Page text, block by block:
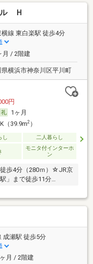
ル Ｈ
線 東白楽駅 徒歩4分
月 / 2階建
横浜市神奈川区平川町
円
1ヶ月
（39.9m2）
し 二人暮らし
モニタ付インターホ
ン
歩4分（280ｍ）☆JR京
」まで徒歩11分…
成瀬駅 徒歩5分
月 / 2階建